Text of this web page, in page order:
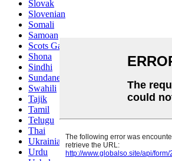
Slovak
Slovenian
Somali
Samoan
Scots Gaelic
Shona
Sindhi
Sundanese
Swahili
Tajik
Tamil
Telugu
Thai
Ukrainian
Urdu